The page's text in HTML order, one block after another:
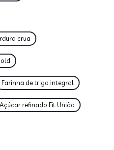
crua
Farinha de trigo integral
Açúcar refinado Fit União